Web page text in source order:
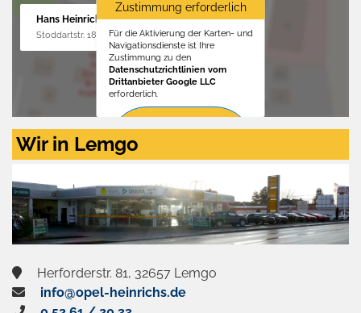
Hans Heinrichs GmbH
Stoddartstr. 18, 32758 Detmold
Zustimmung erforderlich
Für die Aktivierung der Karten- und
Navigationsdienste ist Ihre
Zustimmung zu den
Datenschutzrichtlinien vom
Drittanbieter Google LLC
erforderlich.
Zustimmen
aktivieren
Wir in Lemgo
Herforderstr. 81, 32657 Lemgo
info@opel-heinrichs.de